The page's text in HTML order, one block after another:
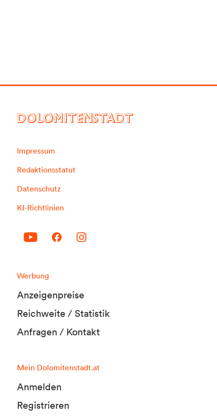
DOLOMITENSTADT
Impressum
Redaktionsstatut
Datenschutz
KI-Richtlinien
Werbung
Anzeigenpreise
Reichweite / Statistik
Anfragen / Kontakt
Mein Dolomitenstadt.at
Anmelden
Registrieren